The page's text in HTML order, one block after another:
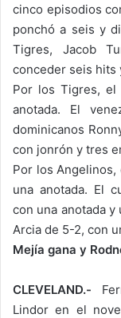
cinco episodios
ponchó a seis y
Tigres, Jacob
conceder seis hits
Por los Tigres, el
anotada. El
dominicanos
con jonrón y tres
Por los
una anotada. El
con una anotada y
Arcia de 5-2, con
Mejía gana y
CLEVELAND.-
Lindor en el